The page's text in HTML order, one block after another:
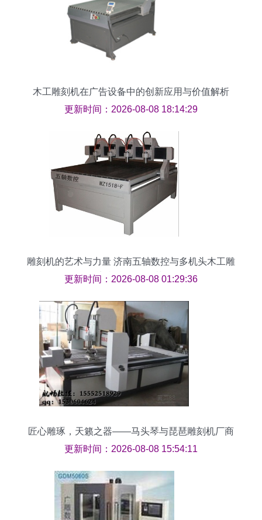
木工雕刻机在广告设备中的创新应用与价值解析
更新时间：2026-08-08 18:14:29
雕刻机的艺术与力量 济南五轴数控与多机头木工雕
刻机的精致细节
更新时间：2026-08-08 01:29:36
匠心雕琢，天籁之器——马头琴与琵琶雕刻机厂商
巡礼
更新时间：2026-08-08 15:54:11